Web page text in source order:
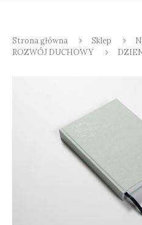
Strona główna Sklep
ROZWÓJ DUCHOWY